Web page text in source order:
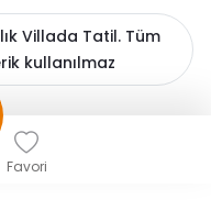
Villada Tatil. Tüm
kullanılmaz
Favori
için çerezler
politikamızı
metnimizi inceleyin.